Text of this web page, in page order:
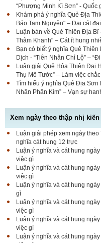
“Phượng Minh Kì Sơn” - Quốc
Khám phá ý nghĩa Quẻ Địa
Báo Tam Nguyên" – Đại cát
Luận bàn về Quẻ Thiên Địa Bĩ
Thâm Khanh" – Cát ít hung
Bạn có biết ý nghĩa Quẻ
Dịch - “Tiên Nhân Chỉ Lộ” –
Luận giải Quẻ Hỏa Thiên Đại
Thụ Mô Tước” – Làm việc
Tìm hiểu ý nghĩa Quẻ Địa Sơn
Nhân Phân Kim” – Vạn sự
Xem ngày theo thập nhị
Luận giải phép xem ngày
nghĩa cát hung 12 trực
Luận ý nghĩa và cát hung
việc gì
Luận ý nghĩa và cát hung
việc gì
Luận ý nghĩa và cát hung
gì
Luận ý nghĩa và cát hung
việc gì
Luận ý nghĩa và cát hung
việc gì
Luận ý nghĩa và cát hung